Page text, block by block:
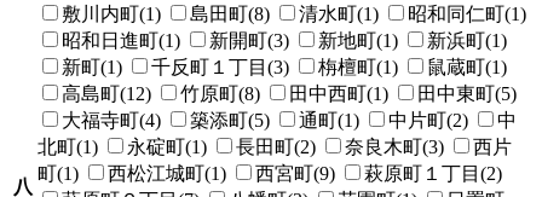
八
敷川内町(1)
島田町(8) 清水町(1)
昭和同仁町(1)
昭和日進町(1)
新開町(3) 新地町(1)
新浜町(1)
新町(1)
千反町１丁目(3) 栴檀町(1)
鼠蔵町(1)
高島町(12)
竹原町(8) 田中西町(1)
田中東町(5)
大福寺町(4)
築添町(5) 通町(1) 中片町(2)
中
北町(1)
永碇町(1) 長田町(2) 奈良木町(3)
西片
町(1)
西松江城町(1) 西宮町(9)
萩原町１丁目(2)